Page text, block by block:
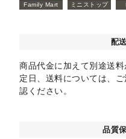
Family Mart ミニストップ
配
商品代金に加えて別途送
定日、送料については、
認ください。
品質